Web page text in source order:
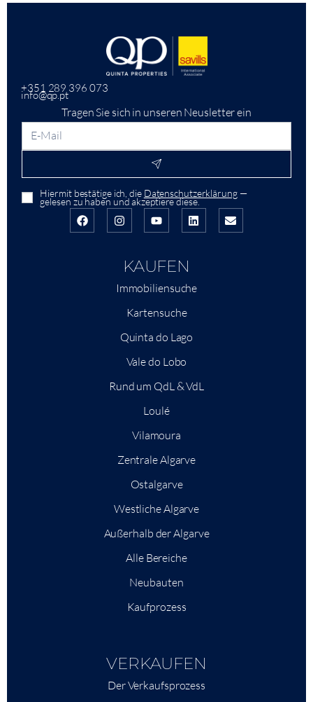
+351 289 396 073
info@qp.pt
Tragen Sie sich in unseren Neusletter ein
Hiermit bestätige ich, die Datenschutzerklärung—
gelesen zu haben und akzeptiere diese.
KAUFEN
Immobiliensuche
Kartensuche
Quinta do Lago
Vale do Lobo
Rund um QdL & VdL
Loulé
Vilamoura
Zentrale Algarve
Ostalgarve
Westliche Algarve
Außerhalb der Algarve
Alle Bereiche
Neubauten
Kaufprozess
VERKAUFEN
Der Verkaufsprozess